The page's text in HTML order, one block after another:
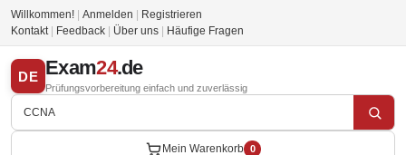
Willkommen! Anmelden
Registrieren
Kontakt
Feedback Über uns Häufige Fragen
DE Exam24.de
Prüfungsvorbereitung einfach und zuverlässig
Mein Warenkorb 0